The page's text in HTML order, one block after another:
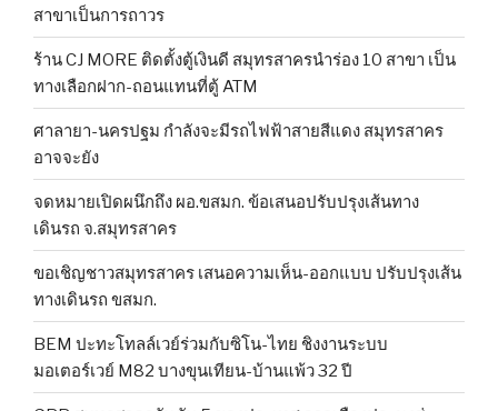
สาขาเป็นการถาวร
ร้าน CJ MORE ติดตั้งตู้เงินดี สมุทรสาครนำร่อง 10 สาขา เป็น
ทางเลือกฝาก-ถอนแทนที่ตู้ ATM
ศาลายา-นครปฐม กำลังจะมีรถไฟฟ้าสายสีแดง สมุทรสาคร
อาจจะยัง
จดหมายเปิดผนึกถึง ผอ.ขสมก. ข้อเสนอปรับปรุงเส้นทาง
เดินรถ จ.สมุทรสาคร
ขอเชิญชาวสมุทรสาคร เสนอความเห็น-ออกแบบ ปรับปรุงเส้น
ทางเดินรถ ขสมก.
BEM ปะทะโทลล์เวย์ร่วมกับซิโน-ไทย ชิงงานระบบ
มอเตอร์เวย์ M82 บางขุนเทียน-บ้านแพ้ว 32 ปี